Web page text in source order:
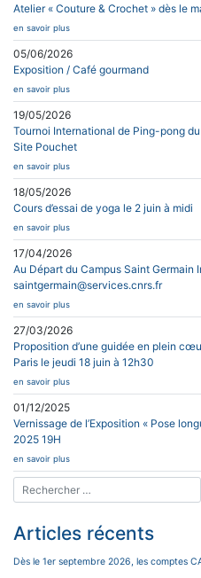
Atelier « Couture & Crochet » dès le
en savoir plus
05/06/2026
Exposition / Café gourmand
en savoir plus
19/05/2026
Tournoi International de Ping-pong
Site Pouchet
en savoir plus
18/05/2026
Cours d’essai de yoga le 2 juin à midi
en savoir plus
17/04/2026
Au Départ du Campus Saint
saintgermain@services.cnrs.fr
en savoir plus
27/03/2026
Proposition d’une guidée en plein
Paris le jeudi 18 juin à 12h30
en savoir plus
01/12/2025
Vernissage de l’Exposition « Pose
2025 19H
en savoir plus
Articles récents
Dès le 1er septembre 2026, les comptes